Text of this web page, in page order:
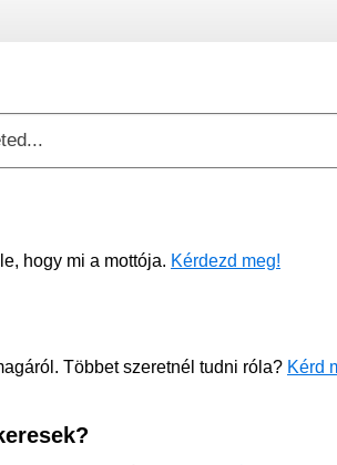
hogy mi a mottója. Kérdezd meg!
Többet szeretnél tudni róla? Kérd